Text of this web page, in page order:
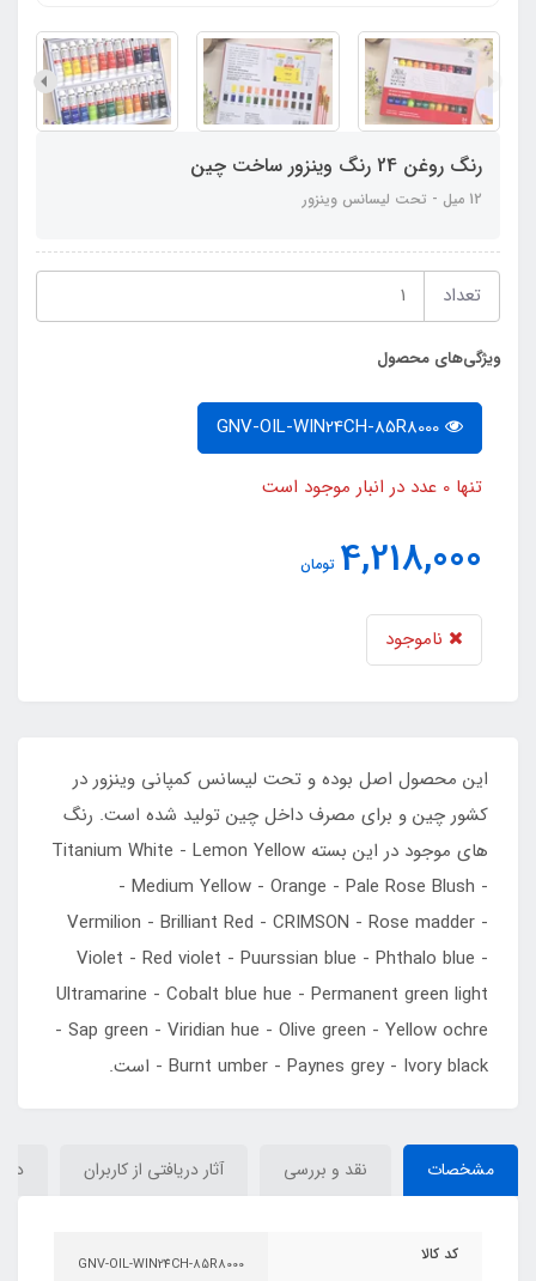
رنگ روغن 24 رنگ وینزور ساخت چین
12 میل - تحت لیسانس وینزور
تعداد
ویژگی‌های محصول
تنها 0 عدد در انبار موجود است
4,218,000 تومان
ناموجود
این محصول اصل بوده و تحت لیسانس کمپانی وینزور در
کشور چین و برای مصرف داخل چین تولید شده است. رنگ
های موجود در این بسته Titanium White - Lemon Yellow
- Medium Yellow - Orange - Pale Rose Blush -
Vermilion - Brilliant Red - CRIMSON - Rose madder -
Violet - Red violet - Puurssian blue - Phthalo blue -
Ultramarine - Cobalt blue hue - Permanent green light
- Sap green - Viridian hue - Olive green - Yellow ochre
- Burnt umber - Paynes grey - Ivory black است.
مشخصات نقد و بررسی آثار دریافتی از کاربران
کد کالا GNV-OIL-WIN24CH-85R8000